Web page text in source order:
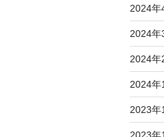
2024年
2024年
2024年
2024年
2023年
2023年